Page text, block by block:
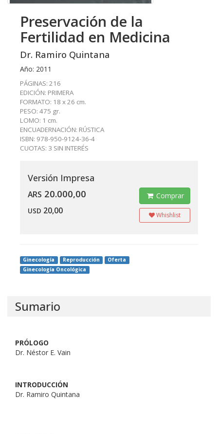
Preservación de la
Fertilidad en Medicina
Dr. Ramiro Quintana
Año: 2011
PÁGINAS: 216
EDICIÓN: PRIMERA
FORMATO: 18 x 26 cm.
PESO: 475 gr.
LOMO: 1 cm.
ENCUADERNACIÓN: RÚSTICA
ISBN: 978-950-9124-36-4
CUOTAS: 3 SIN INTERÉS
Versión Impresa
ARS 20.000,00
USD 20,00
Comprar
Whishlist
Ginecología Reproducción
Oferta
Ginecología Oncológica
Sumario
PRÓLOGO
Dr. Néstor E. Vain
INTRODUCCIÓN
Dr. Ramiro Quintana